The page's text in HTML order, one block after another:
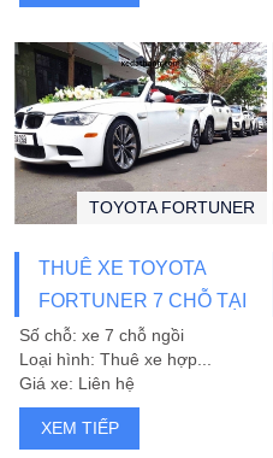
THUÊ XE TOYOTA
FORTUNER 7 CHỖ TẠI
ĐÀ NẴNG
TOYOTA FORTUNER
Số chỗ: xe 7 chỗ ngồi
Loại hình: Thuê xe hợp...
Giá xe: Liên hệ
XEM TIẾP